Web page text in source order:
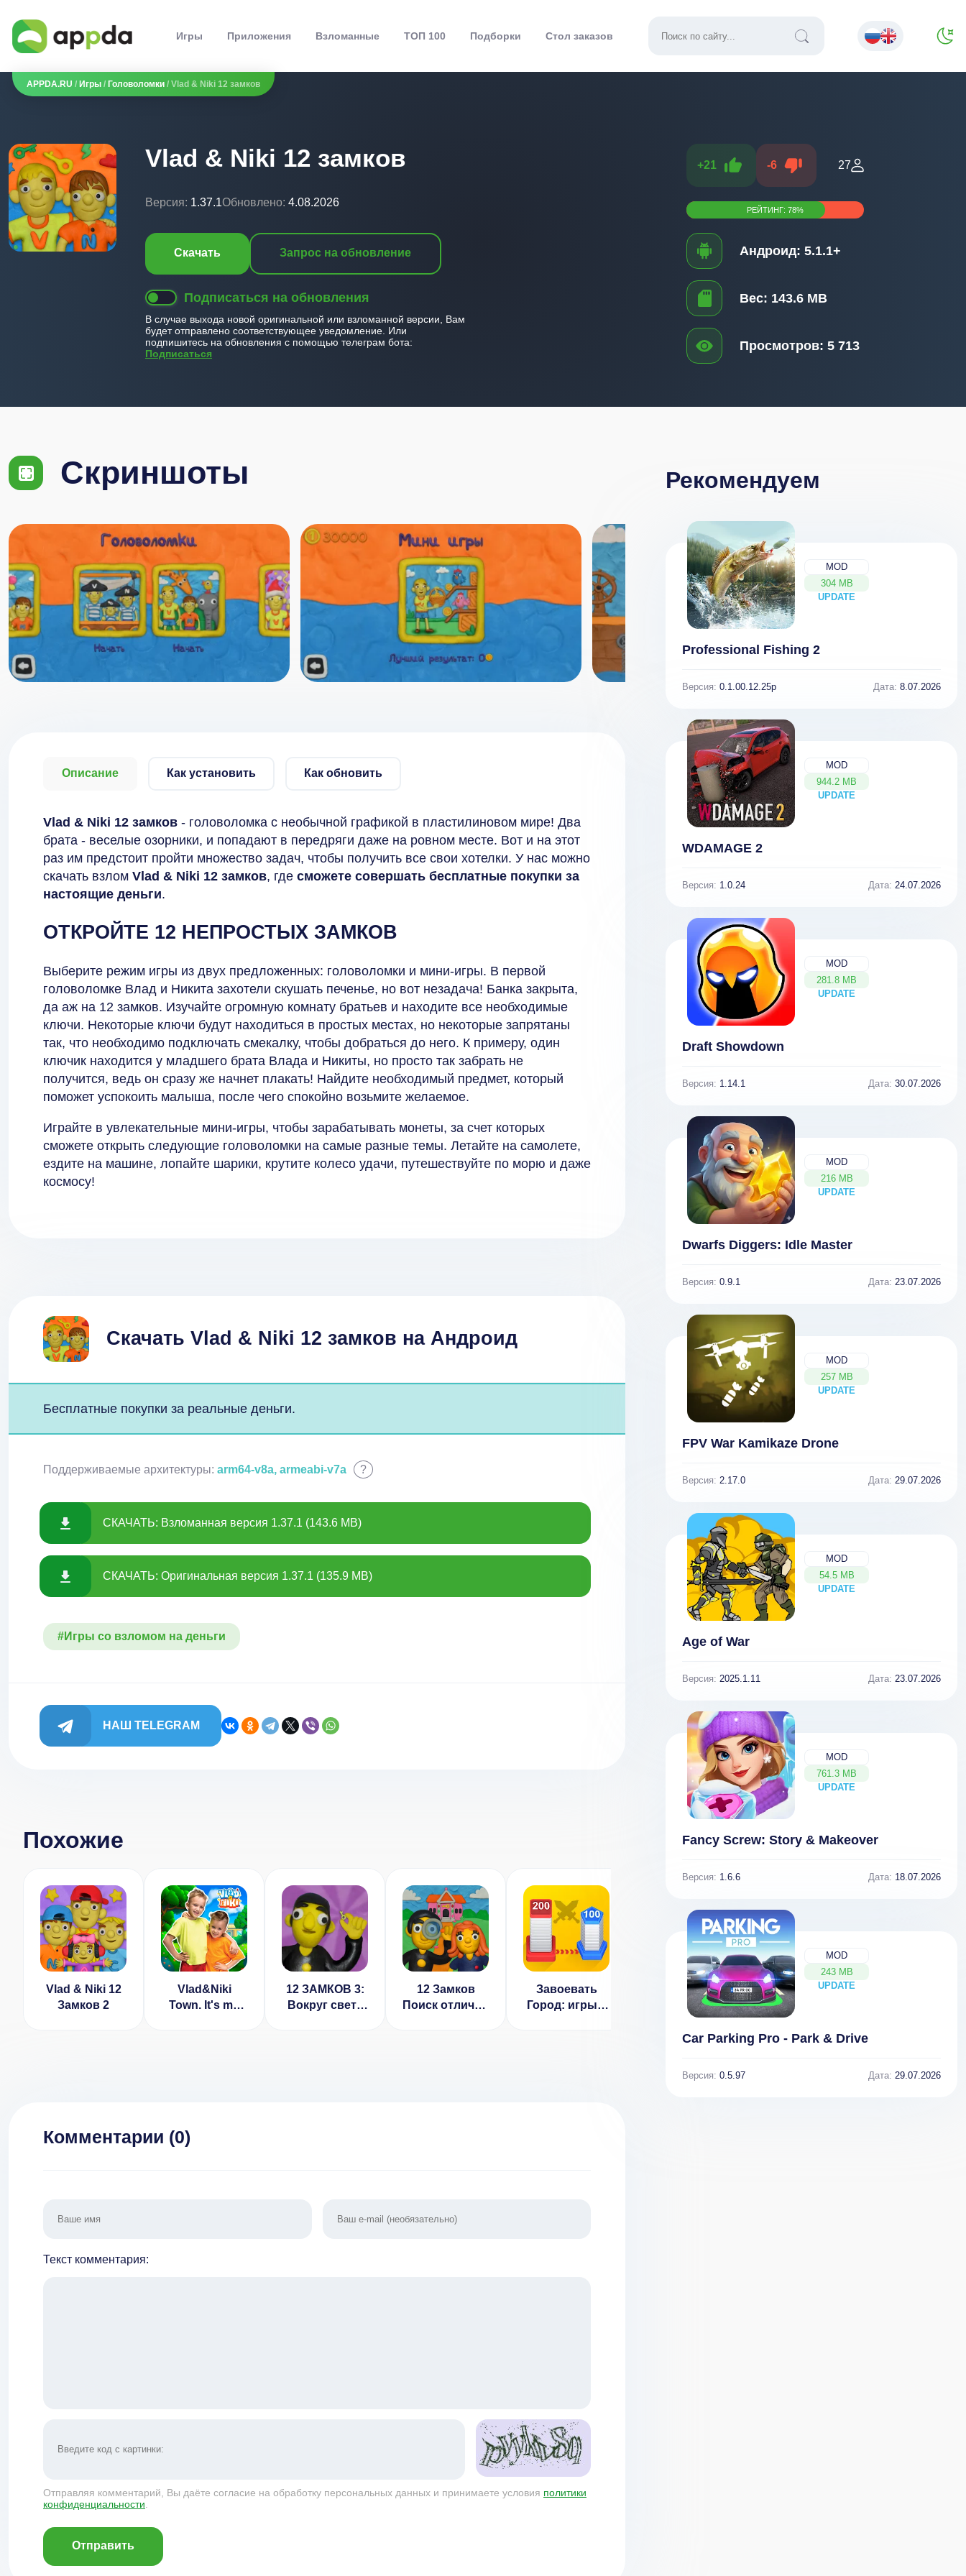
Игры Приложения Взломанные ТОП 100 Подборки Стол заказов
APPDA.RU / Игры / Головоломки / Vlad & Niki 12 замков
Vlad & Niki 12 замков
Версия: 1.37.1Обновлено: 4.08.2026
Скачать Запрос на обновление
Подписаться на обновления
В случае выхода новой оригинальной или взломанной версии, Вам
будет отправлено соответствующее уведомление. Или
подпишитесь на обновления с помощью телеграм бота:
Подписаться
+21 -6 27
РЕЙТИНГ:78%
Андроид: 5.1.1+
Вес: 143.6 MB
Просмотров: 5 713
Скриншоты
Описание Как установить Как обновить
Vlad & Niki 12 замков - головоломка с необычной графикой в пластилиновом мире! Два
брата - веселые озорники, и попадают в передряги даже на ровном месте. Вот и на этот
раз им предстоит пройти множество задач, чтобы получить все свои хотелки. У нас можно
скачать взлом Vlad & Niki 12 замков, где сможете совершать бесплатные покупки за
настоящие деньги.
ОТКРОЙТЕ 12 НЕПРОСТЫХ ЗАМКОВ
Выберите режим игры из двух предложенных: головоломки и мини-игры. В первой
головоломке Влад и Никита захотели скушать печенье, но вот незадача! Банка закрыта,
да аж на 12 замков. Изучайте огромную комнату братьев и находите все необходимые
ключи. Некоторые ключи будут находиться в простых местах, но некоторые запрятаны
так, что необходимо подключать смекалку, чтобы добраться до него. К примеру, один
ключик находится у младшего брата Влада и Никиты, но просто так забрать не
получится, ведь он сразу же начнет плакать! Найдите необходимый предмет, который
поможет успокоить малыша, после чего спокойно возьмите желаемое.
Играйте в увлекательные мини-игры, чтобы зарабатывать монеты, за счет которых
сможете открыть следующие головоломки на самые разные темы. Летайте на самолете,
ездите на машине, лопайте шарики, крутите колесо удачи, путешествуйте по морю и даже
космосу!
Скачать Vlad & Niki 12 замков на Андроид
Бесплатные покупки за реальные деньги.
Поддерживаемые архитектуры: arm64-v8a, armeabi-v7a ?
СКАЧАТЬ: Взломанная версия 1.37.1 (143.6 MB)
СКАЧАТЬ: Оригинальная версия 1.37.1 (135.9 MB)
#Игры со взломом на деньги
НАШ TELEGRAM
Похожие
Vlad & Niki 12
Замков 2
Vlad&Niki
Town. It's my
12 ЗАМКОВ 3:
Вокруг света
12 Замков
Поиск отличий
Завоевать
Город: игры с
Crush the
Castle Legacy
Medieval Life v
2.02 [ВЗЛОМ:
много денег]
Комментарии (0)
Текст комментария:
Отправляя комментарий, Вы даёте согласие на обработку персональных данных и принимаете условия политики
конфиденциальности
Отправить
Рекомендуем
MOD
304 MB
UPDATE
NEW
Professional Fishing 2
Версия: 0.1.00.12.25p Дата: 8.07.2026
MOD
944.2 MB
UPDATE
NEW
WDAMAGE 2
Версия: 1.0.24 Дата: 24.07.2026
MOD
281.8 MB
UPDATE
NEW
Draft Showdown
Версия: 1.14.1 Дата: 30.07.2026
MOD
216 MB
UPDATE
NEW
Dwarfs Diggers: Idle Master
Версия: 0.9.1 Дата: 23.07.2026
MOD
257 MB
UPDATE
NEW
FPV War Kamikaze Drone
Версия: 2.17.0 Дата: 29.07.2026
MOD
54.5 MB
UPDATE
NEW
Age of War
Версия: 2025.1.11 Дата: 23.07.2026
MOD
761.3 MB
UPDATE
NEW
Fancy Screw: Story & Makeover
Версия: 1.6.6 Дата: 18.07.2026
MOD
243 MB
UPDATE
NEW
Car Parking Pro - Park & Drive
Версия: 0.5.97 Дата: 29.07.2026